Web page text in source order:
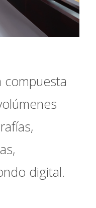
compuesta
digital.